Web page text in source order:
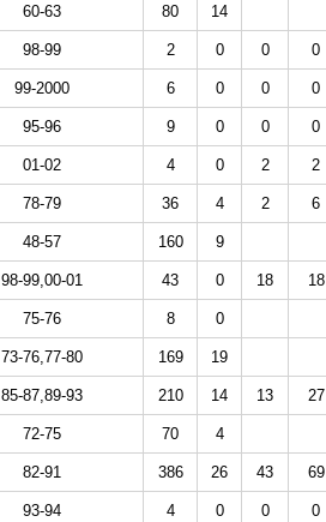
60-63 80 14
98-99 2 0 0 0
99-2000 6 0 0 0
95-96 9 0 0 0
01-02 4 0 2 2
78-79 36 4 2 6
48-57 160 9
98-99,00-01 43 0 18 18
75-76 8 0
73-76,77-80 169 19
85-87,89-93 210 14 13 27
72-75 70 4
82-91 386 26 43 69
93-94 4 0 0 0